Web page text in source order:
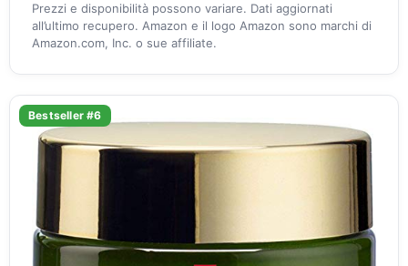
Prezzi e disponibilità possono variare. Dati aggiornati
all’ultimo recupero. Amazon e il logo Amazon sono marchi di
Amazon.com, Inc. o sue affiliate.
Bestseller #6